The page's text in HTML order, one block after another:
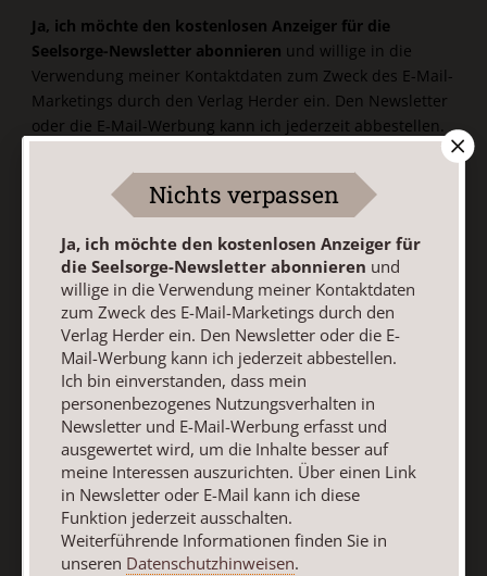
Ja, ich möchte den kostenlosen Anzeiger für die
Seelsorge-Newsletter abonnieren und willige in die
Verwendung meiner Kontaktdaten zum Zweck des E-Mail-
Marketings durch den Verlag Herder ein. Den Newsletter
oder die E-Mail-Werbung kann ich jederzeit abbestellen.
Nutzungsverhalten in Newsletter und E-Mail-Werbung
erfasst und ausgewertet wird, um die Inhalte besser auf
Newsletter oder E-Mail kann ich diese Funktion jederzeit
ausschalten.
Weiterführende Informationen finden Sie in unseren
Datenschutzhinweisen.
E-Mail
Jetzt anmelden
Nichts verpassen
Ja, ich möchte den kostenlosen Anzeiger für
die Seelsorge-Newsletter abonnieren und
willige in die Verwendung meiner Kontaktdaten
zum Zweck des E-Mail-Marketings durch den
Verlag Herder ein. Den Newsletter oder die E-
Mail-Werbung kann ich jederzeit abbestellen.
Ich bin einverstanden, dass mein
personenbezogenes Nutzungsverhalten in
Newsletter und E-Mail-Werbung erfasst und
ausgewertet wird, um die Inhalte besser auf
meine Interessen auszurichten. Über einen Link
in Newsletter oder E-Mail kann ich diese
Funktion jederzeit ausschalten.
Weiterführende Informationen finden Sie in
unseren Datenschutzhinweisen.